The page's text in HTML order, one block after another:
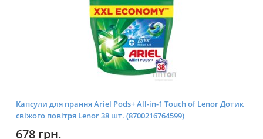
Капсули для прання Ariel Pods+ All-in-1 Touch of Lenor Дотик
свіжого повітря Lenor 38 шт. (8700216764599)
678 грн.